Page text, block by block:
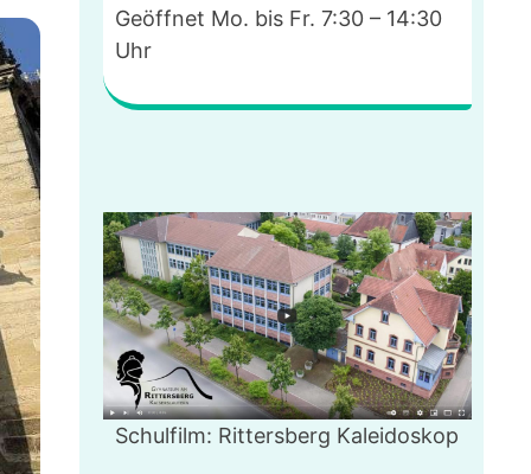
Geöffnet Mo. bis Fr. 7:30 – 14:30
Uhr
Schulfilm: Rittersberg Kaleidoskop